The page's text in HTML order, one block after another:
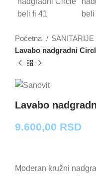
Početna SANITARIJE
Lavabo nadgradni
Lavabo
9.600,00 RSD
Moderan kružni